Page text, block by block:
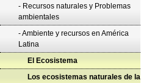
- Recursos naturales y Problemas
ambientales
- Ambiente y recursos en América
Latina
El Ecosistema
Los ecosistemas naturales de la